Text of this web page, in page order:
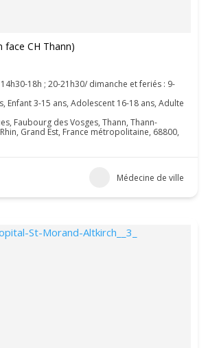
face CH Thann)
18h ; 20-21h30/ dimanche et feriés : 9-
Enfant 3-15 ans, Adolescent 16-18 ans, Adulte
Faubourg des Vosges, Thann, Thann-
Grand Est, France métropolitaine, 68800,
Médecine de ville